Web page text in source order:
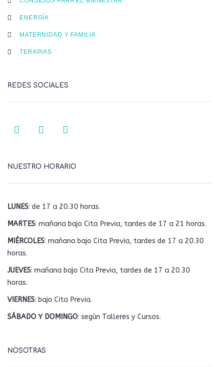
ENERGÍA
MATERNIDAD Y FAMILIA
TERAPIAS
REDES SOCIALES
NUESTRO HORARIO
LUNES: de 17 a 20.30 horas.
MARTES: mañana bajo Cita Previa, tardes de 17 a 21 horas.
MIÉRCOLES: mañana bajo Cita Previa, tardes de 17 a 20.30
horas.
JUEVES: mañana bajo Cita Previa, tardes de 17 a 20.30
horas.
VIERNES: bajo Cita Previa.
SÁBADO Y DOMINGO: según Talleres y Cursos.
NOSOTRAS